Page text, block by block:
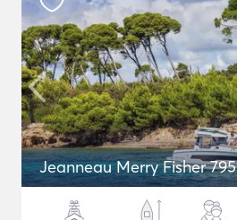
Jeanneau Merry Fisher 795